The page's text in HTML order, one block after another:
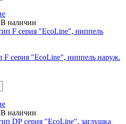
В наличии
серия "EcoLine", ниппель наруж.
В наличии